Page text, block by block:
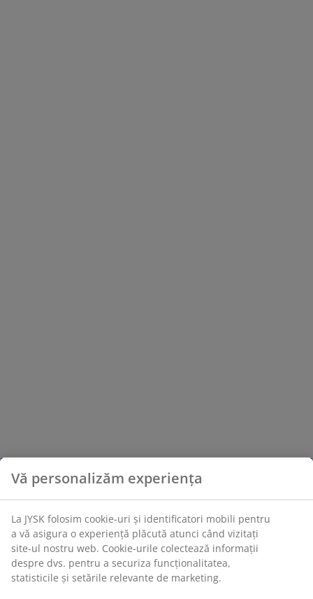
Vă personalizăm experiența
La JYSK folosim cookie-uri și identificatori mobili pentru
a vă asigura o experiență plăcută atunci când vizitați
site-ul nostru web. Cookie-urile colectează informații
despre dvs. pentru a securiza funcționalitatea,
statisticile și setările relevante de marketing.